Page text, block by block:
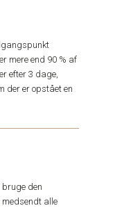
mere end 90 % af
efter 3 dage,
der er opstået en
den
alle